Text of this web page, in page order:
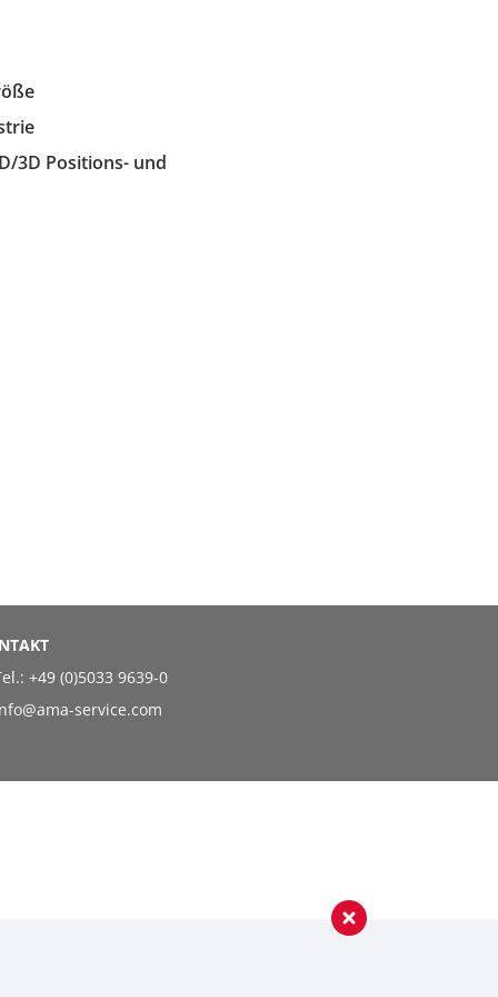
3D Positions- und
+49 (0)5033 9639-0
service.com